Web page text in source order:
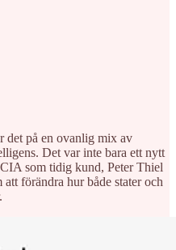
det på en ovanlig mix av
Det var inte bara ett nytt
som tidig kund, Peter Thiel
förändra hur både stater och